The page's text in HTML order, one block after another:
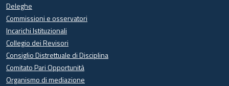
Deleghe
Commissioni e osservatori
Incarichi Istituzionali
Collegio dei Revisori
Consiglio Distrettuale di Disciplina
Comitato Pari Opportunità
Organismo di mediazione